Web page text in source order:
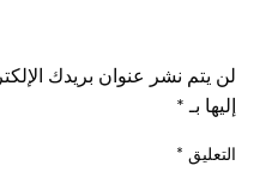
لن يتم نشر عنوان بريدك
إليها بـ *
التعليق *